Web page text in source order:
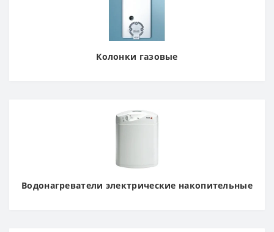
Колонки газовые
Водонагреватели электрические накопительные